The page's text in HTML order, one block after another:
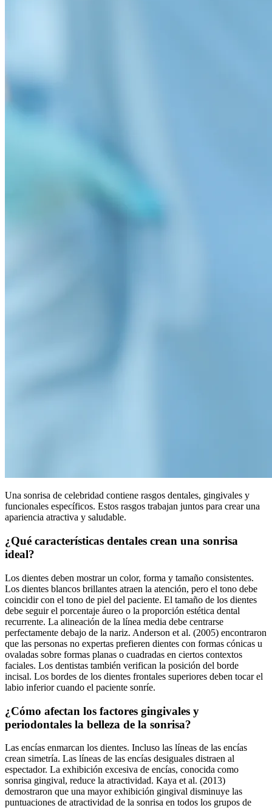
Una sonrisa de celebridad contiene rasgos dentales, gingivales y
funcionales específicos. Estos rasgos trabajan juntos para crear una
apariencia atractiva y saludable.
¿Qué características dentales crean una sonrisa
ideal?
Los dientes deben mostrar un color, forma y tamaño consistentes.
Los dientes blancos brillantes atraen la atención, pero el tono debe
coincidir con el tono de piel del paciente. El tamaño de los dientes
debe seguir el porcentaje áureo o la proporción estética dental
recurrente. La alineación de la línea media debe centrarse
perfectamente debajo de la nariz. Anderson et al. (2005) encontraron
que las personas no expertas prefieren dientes con formas cónicas u
ovaladas sobre formas planas o cuadradas en ciertos contextos
faciales. Los dentistas también verifican la posición del borde
incisal. Los bordes de los dientes frontales superiores deben tocar el
labio inferior cuando el paciente sonríe.
¿Cómo afectan los factores gingivales y
periodontales la belleza de la sonrisa?
Las encías enmarcan los dientes. Incluso las líneas de las encías
crean simetría. Las líneas de las encías desiguales distraen al
espectador. La exhibición excesiva de encías, conocida como
sonrisa gingival, reduce la atractividad. Kaya et al. (2013)
demostraron que una mayor exhibición gingival disminuye las
puntuaciones de atractividad de la sonrisa en todos los grupos de